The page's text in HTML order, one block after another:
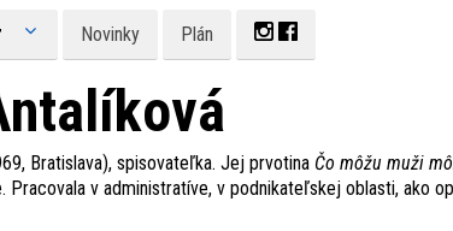
Novinky Plán
Bratislava), spisovateľka. Jej prvotina Čo môžu muži
Pracovala v administratíve, v podnikateľskej oblasti, ako